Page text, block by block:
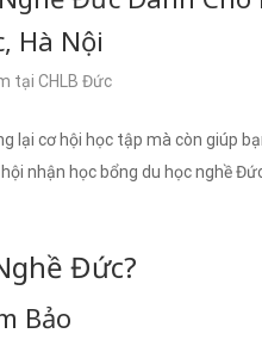
Hà Nội
tại CHLB Đức
lại cơ hội học tập mà còn giúp
nhận học bổng du học nghề
Đức?
Bảo